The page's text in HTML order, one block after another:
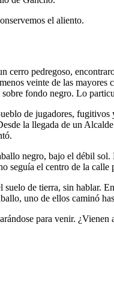
el aliento.
cerro pedregoso,
veinte de las
fondo negro. Lo
de jugadores,
la llegada de un
negro, bajo el débil
seguía el centro de la
de tierra, sin hablar.
uno de ellos caminó
para venir. ¿Vienen